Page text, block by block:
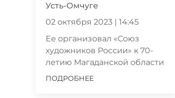
Усть-Омчуге
02 октября 2023 | 14:45
Ее организовал «Союз
художников России» к 70-
летию Магаданской области
ПОДРОБНЕЕ